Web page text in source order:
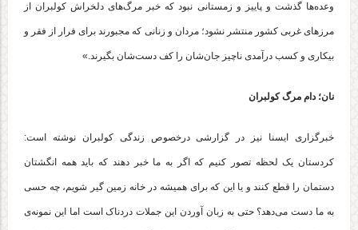
وعده‌ها گذشت و پاییز و زمستانی نبود که خبر مرگ‌های دلخراش کولبران از
مرزهای غربی کشور منتشر نشود؛ مردان و زنانی که مجبورند برای فرار از فقر و
بیکاری و کسب درآمدی ناچیز جان‌شان را کف دست‌شان بگیرند.»
نان؛ دام مرگ کولبران
خبرگزاری ایسنا نیز در گزارشی درخصوص زندگی کولبران نوشته است:
کردستان یک لحظه تصور کنیم که اگر به ما خبر دهند که باید همه انگشتان
دستمان را قطع کنند و یا این که برای همیشه در خانه زمین گیر شویم، چه حسی
به ما دست می‌دهد؟ حتی به زبان آوردن این جملات دردناک است اما این نمونه‌ی